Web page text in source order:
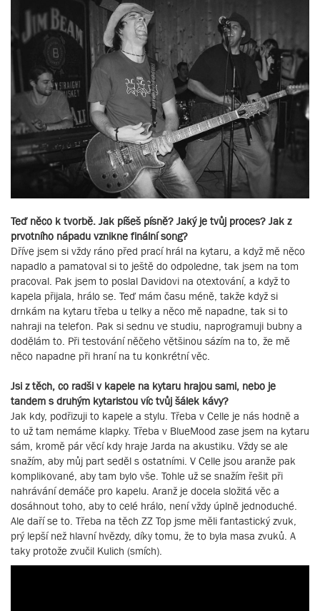
Teď něco k tvorbě. Jak píšeš písně? Jaký je tvůj proces? Jak z
prvotního nápadu vznikne finální song?
Dříve jsem si vždy ráno před prací hrál na kytaru, a když mě něco
napadlo a pamatoval si to ještě do odpoledne, tak jsem na tom
pracoval. Pak jsem to poslal Davidovi na otextování, a když to
kapela přijala, hrálo se. Teď mám času méně, takže když si
drnkám na kytaru třeba u telky a něco mě napadne, tak si to
nahraji na telefon. Pak si sednu ve studiu, naprogramuji bubny a
dodělám to. Při testování něčeho většinou sázím na to, že mě
něco napadne při hraní na tu konkrétní věc.
Jsi z těch, co radši v kapele na kytaru hrajou sami, nebo je
tandem s druhým kytaristou víc tvůj šálek kávy?
Jak kdy, podřizuji to kapele a stylu. Třeba v Celle je nás hodně a
to už tam nemáme klapky. Třeba v BlueMood zase jsem na kytaru
sám, kromě pár věcí kdy hraje Jarda na akustiku. Vždy se ale
snažím, aby můj part seděl s ostatními. V Celle jsou aranže pak
komplikované, aby tam bylo vše. Tohle už se snažím řešit při
nahrávání demáče pro kapelu. Aranž je docela složitá věc a
dosáhnout toho, aby to celé hrálo, není vždy úplně jednoduché.
Ale daří se to. Třeba na těch ZZ Top jsme měli fantastický zvuk,
prý lepší než hlavní hvězdy, díky tomu, že to byla masa zvuků. A
taky protože zvučil Kulich (smích).